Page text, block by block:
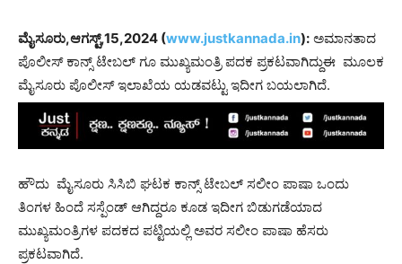
ಮೈಸೂರು,ಆಗಸ್ಟ್,15,2024 (www.justkannada.in): ಅಮಾನತಾದ
ಪೊಲೀಸ್ ಕಾನ್ಸ್ ಟೇಬಲ್ ಗೂ ಮುಖ್ಯಮಂತ್ರಿ ಪದಕ ಪ್ರಕಟವಾಗಿದ್ದುಈ ಮೂಲಕ
ಮೈಸೂರು ಪೊಲೀಸ್ ಇಲಾಖೆಯ ಯಡವಟ್ಟು ಇದೀಗ ಬಯಲಾಗಿದೆ.
ಹೌದು ಮೈಸೂರು ಸಿಸಿಬಿ ಘಟಕ ಕಾನ್ಸ್ ಟೇಬಲ್ ಸಲೀಂ ಪಾಷಾ ಒಂದು
ತಿಂಗಳ ಹಿಂದೆ ಸಸ್ಪೆಂಡ್ ಆಗಿದ್ದರೂ ಕೂಡ ಇದೀಗ ಬಿಡುಗಡೆಯಾದ
ಮುಖ್ಯಮಂತ್ರಿಗಳ ಪದಕದ ಪಟ್ಟಿಯಲ್ಲಿ ಅವರ ಸಲೀಂ ಪಾಷಾ ಹೆಸರು
ಪ್ರಕಟವಾಗಿದೆ.